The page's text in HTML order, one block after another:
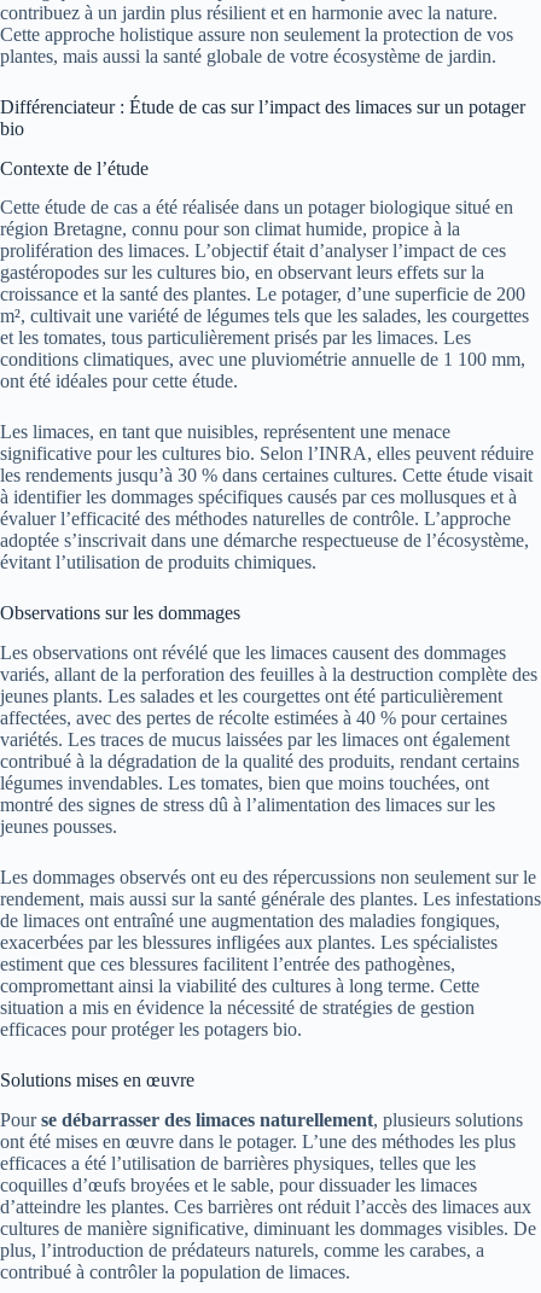
contribuez à un jardin plus résilient et en harmonie avec la nature.
Cette approche holistique assure non seulement la protection de vos
plantes, mais aussi la santé globale de votre écosystème de jardin.
Différenciateur : Étude de cas sur l’impact des limaces sur un potager
bio
Contexte de l’étude
Cette étude de cas a été réalisée dans un potager biologique situé en
région Bretagne, connu pour son climat humide, propice à la
prolifération des limaces. L’objectif était d’analyser l’impact de ces
gastéropodes sur les cultures bio, en observant leurs effets sur la
croissance et la santé des plantes. Le potager, d’une superficie de 200
m², cultivait une variété de légumes tels que les salades, les courgettes
et les tomates, tous particulièrement prisés par les limaces. Les
conditions climatiques, avec une pluviométrie annuelle de 1 100 mm,
ont été idéales pour cette étude.
Les limaces, en tant que nuisibles, représentent une menace
significative pour les cultures bio. Selon l’INRA, elles peuvent réduire
les rendements jusqu’à 30 % dans certaines cultures. Cette étude visait
à identifier les dommages spécifiques causés par ces mollusques et à
évaluer l’efficacité des méthodes naturelles de contrôle. L’approche
adoptée s’inscrivait dans une démarche respectueuse de l’écosystème,
évitant l’utilisation de produits chimiques.
Observations sur les dommages
Les observations ont révélé que les limaces causent des dommages
variés, allant de la perforation des feuilles à la destruction complète des
jeunes plants. Les salades et les courgettes ont été particulièrement
affectées, avec des pertes de récolte estimées à 40 % pour certaines
variétés. Les traces de mucus laissées par les limaces ont également
contribué à la dégradation de la qualité des produits, rendant certains
légumes invendables. Les tomates, bien que moins touchées, ont
montré des signes de stress dû à l’alimentation des limaces sur les
jeunes pousses.
Les dommages observés ont eu des répercussions non seulement sur le
rendement, mais aussi sur la santé générale des plantes. Les infestations
de limaces ont entraîné une augmentation des maladies fongiques,
exacerbées par les blessures infligées aux plantes. Les spécialistes
estiment que ces blessures facilitent l’entrée des pathogènes,
compromettant ainsi la viabilité des cultures à long terme. Cette
situation a mis en évidence la nécessité de stratégies de gestion
efficaces pour protéger les potagers bio.
Solutions mises en œuvre
Pourse débarrasser des limaces naturellement, plusieurs solutions
ont été mises en œuvre dans le potager. L’une des méthodes les plus
efficaces a été l’utilisation de barrières physiques, telles que les
coquilles d’œufs broyées et le sable, pour dissuader les limaces
d’atteindre les plantes. Ces barrières ont réduit l’accès des limaces aux
cultures de manière significative, diminuant les dommages visibles. De
plus, l’introduction de prédateurs naturels, comme les carabes, a
contribué à contrôler la population de limaces.